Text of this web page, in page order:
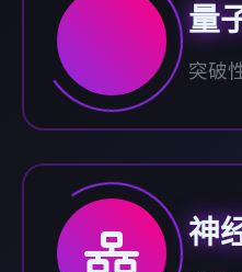
量
突破
神